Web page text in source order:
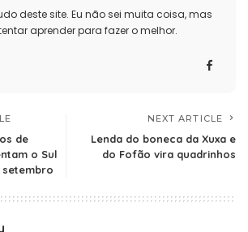
deste site. Eu não sei muita coisa, mas
aprender para fazer o melhor.
de
o Sul
setembro
NEXT ARTICLE
Lenda do boneca da Xuxa e
do Fofão vira quadrinhos